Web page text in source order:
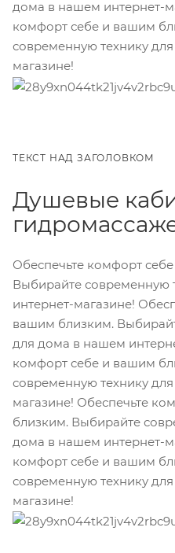
дома в нашем интернет-
комфорт себе и вашим
современную технику
магазине!
ТЕКСТ НАД ЗАГОЛОВКОМ
Душевые
Обеспечьте комфорт
Выбирайте современную
интернет-магазине!
вашим близким.
для дома в нашем
комфорт себе и вашим
современную технику
магазине! Обеспечьте
близким. Выбирайте
дома в нашем интернет-
комфорт себе и вашим
современную технику
магазине!